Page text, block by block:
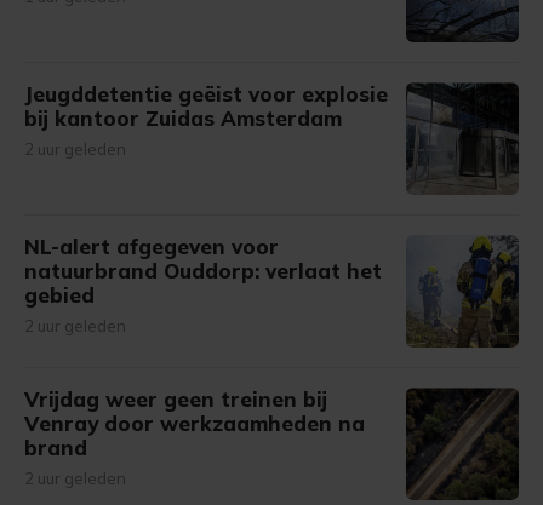
Jeugddetentie geëist voor explosie
bij kantoor Zuidas Amsterdam
2 uur geleden
NL-alert afgegeven voor
natuurbrand Ouddorp: verlaat het
gebied
2 uur geleden
Vrijdag weer geen treinen bij
Venray door werkzaamheden na
brand
2 uur geleden